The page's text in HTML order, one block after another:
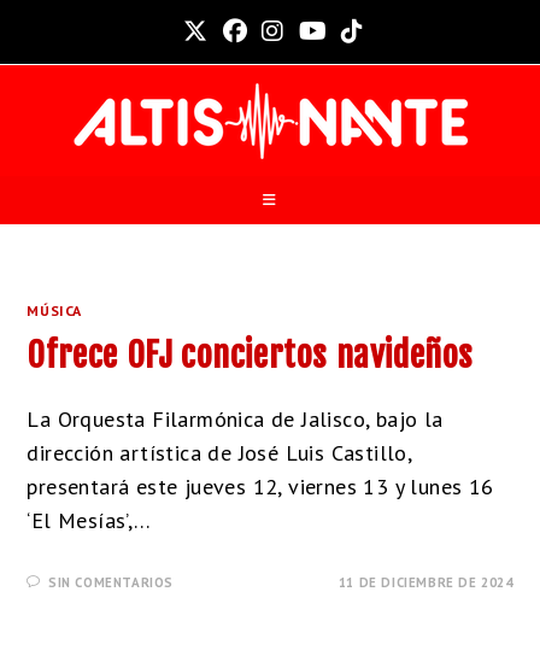
MÚSICA
Ofrece OFJ conciertos navideños
La Orquesta Filarmónica de Jalisco, bajo la
dirección artística de José Luis Castillo,
presentará este jueves 12, viernes 13 y lunes 16
‘El Mesías’,…
SIN COMENTARIOS 11 DE DICIEMBRE DE 2024